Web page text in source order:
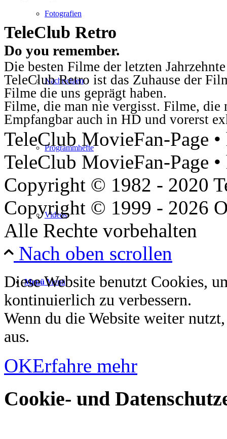
Fotografien
Nachrichten
Programmhefte
Videos
Menü Menü
TeleClub Retro
Do you remember.
Die besten Filme der letzten
TeleClub Retro ist das Zuhause der
Filme die uns geprägt haben.
Filme, die man nie vergisst. Filme, die
Empfangbar auch in HD und vorerst
TeleClub MovieFan-Page
TeleClub MovieFan-Page
Copyright © 1982 - 2020
Copyright © 1999 - 2026
Alle Rechte vorbehalten
Nach oben scrollen
Diese Website benutzt Cookies,
kontinuierlich zu verbessern.
Wenn du die Website weiter
aus.
OKErfahre mehr
Cookie- und